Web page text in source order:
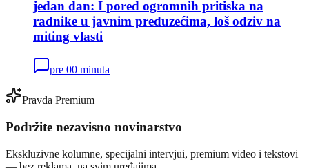
jedan dan: I pored ogromnih pritiska na
radnike u javnim preduzećima, loš odziv na
miting vlasti
pre 00 minuta
Pravda Premium
Podržite nezavisno novinarstvo
Ekskluzivne kolumne, specijalni intervjui, premium video i tekstovi